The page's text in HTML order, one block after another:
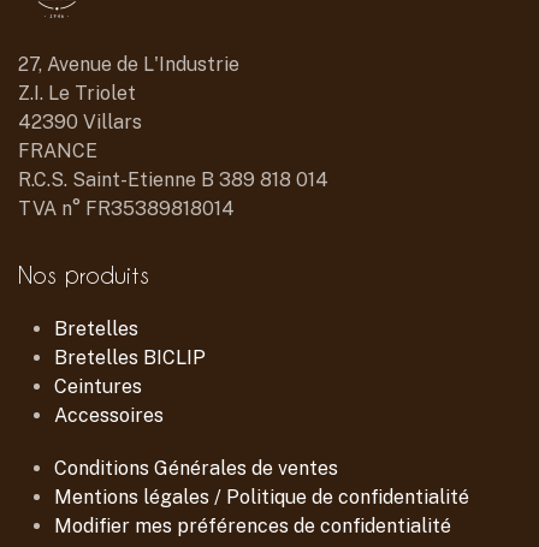
27, Avenue de L'Industrie
Z.I. Le Triolet
42390 Villars
FRANCE
R.C.S. Saint-Etienne B 389 818 014
TVA n° FR35389818014
Nos produits
Bretelles
Bretelles BICLIP
Ceintures
Accessoires
Conditions Générales de ventes
Mentions légales / Politique de confidentialité
Modifier mes préférences de confidentialité